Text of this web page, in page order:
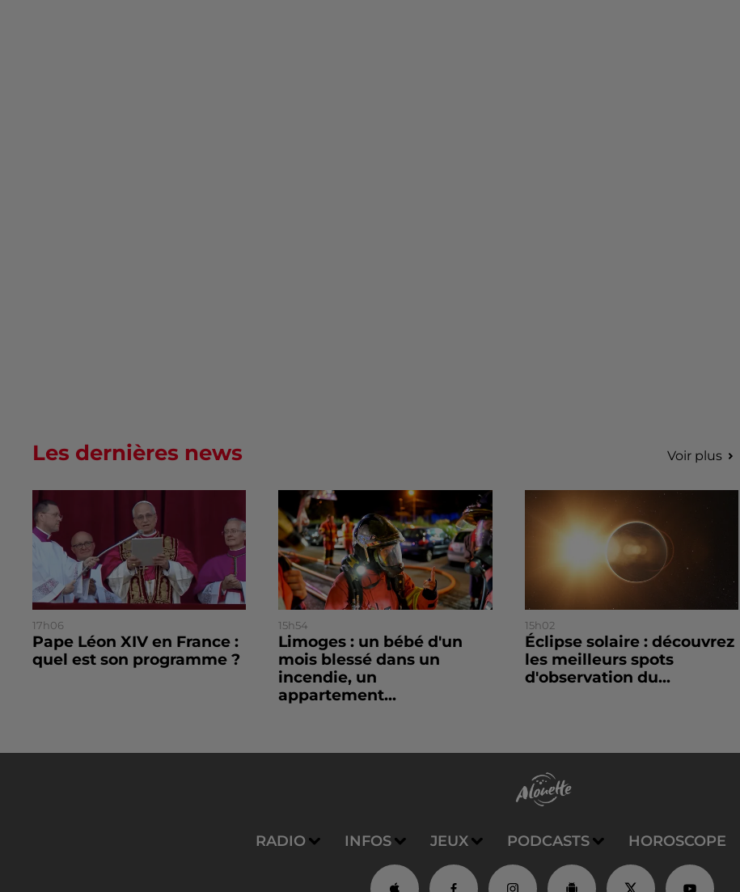
Les dernières news Voir plus
17h06
Pape Léon XIV en France :
quel est son programme ?
15h54
Limoges : un bébé d'un
mois blessé dans un
incendie, un
appartement...
15h02
Éclipse solaire : découvrez
les meilleurs spots
d'observation du...
RADIO INFOS JEUX PODCASTS HOROSCOPE